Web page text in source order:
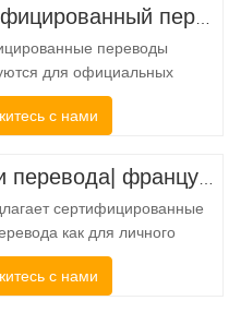
переводы
для официальных
получателю требуется
точности и полноты
муниципальных,
и федеральных
часто требуется такой
Чтобы полностью
с нами
сертифицированные
как для личного
так и для
использования в
с нами